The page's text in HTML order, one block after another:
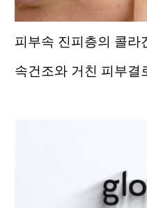
피부속 진피층의 콜라
속건조와 거친 피부결